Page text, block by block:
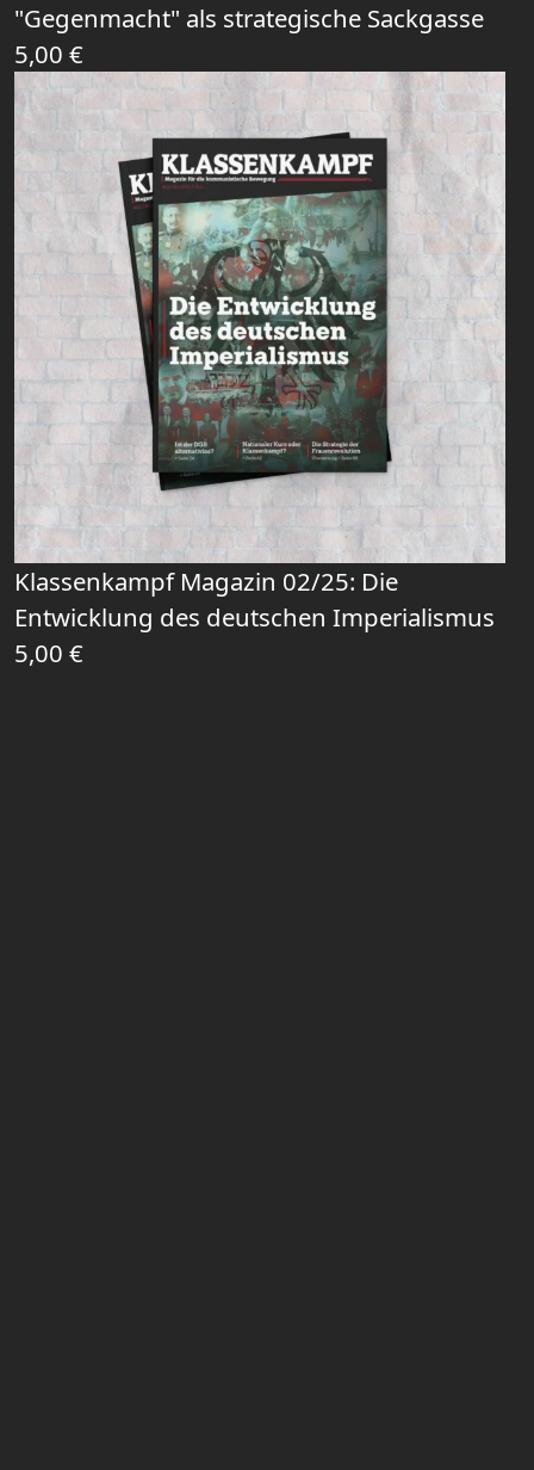
"Gegenmacht" als strategische Sackgasse
5,00 €
Klassenkampf Magazin 02/25: Die
Entwicklung des deutschen Imperialismus
5,00 €